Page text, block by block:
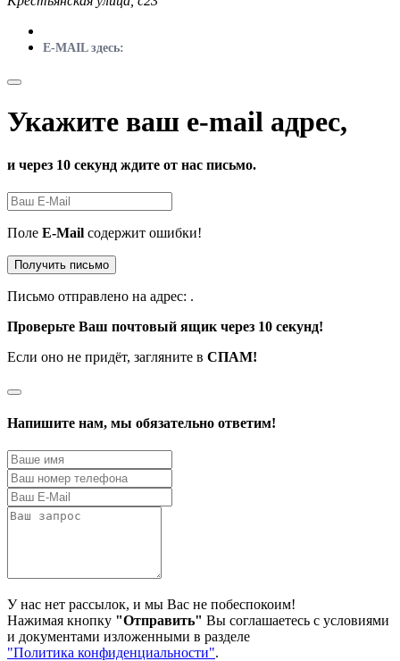
E-MAIL здесь:
Укажите ваш e-mail адрес,
и через 10 секунд ждите от нас письмо.
Поле E-Mail содержит ошибки!
Получить письмо
Письмо отправлено на адрес: .
Проверьте Ваш почтовый ящик через 10 секунд!
Если оно не придёт, загляните в СПАМ!
Напишите нам, мы обязательно ответим!
У нас нет рассылок, и мы Вас не побеспокоим!
Нажимая кнопку "Отправить" Вы соглашаетесь с условиями
и документами изложенными в разделе
"Политика конфиденциальности".